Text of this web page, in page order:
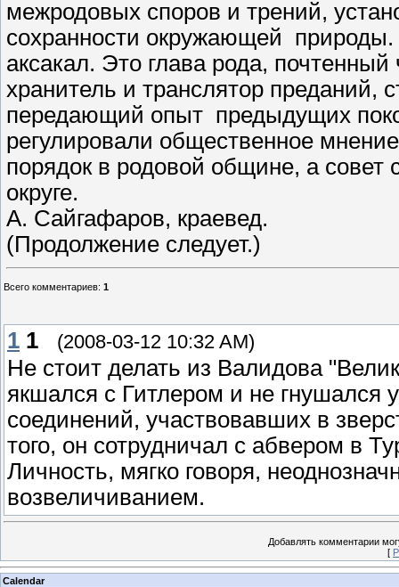
межродовых споров и трений,
сохранности окружающей
аксакал. Это глава рода,
хранитель и транслятор преданий,
передающий опыт предыдущих
регулировали общественное
порядок в родовой общине, а
округе.
А. Сайгафаров, краевед.
(Продолжение следует.)
Всего комментариев: 1
1 1 (2008-03-12 10:32 AM)
Не стоит делать из Валидова
якшался с Гитлером и не гнушался
соединений, участвовавших в
того, он сотрудничал с абвером в
Личность, мягко говоря,
возвеличиванием.
Добавлять комментарии
[
Calendar